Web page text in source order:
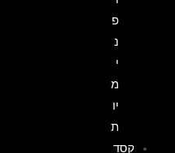
פ
נ
י
מ
יו
ת
קסד